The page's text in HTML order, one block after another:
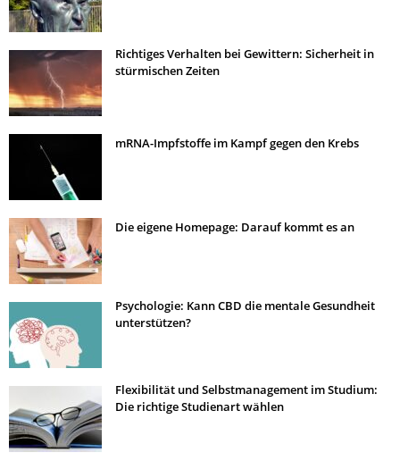
Richtiges Verhalten bei Gewittern: Sicherheit in
stürmischen Zeiten
mRNA-Impfstoffe im Kampf gegen den Krebs
Die eigene Homepage: Darauf kommt es an
Psychologie: Kann CBD die mentale Gesundheit
unterstützen?
Flexibilität und Selbstmanagement im Studium:
Die richtige Studienart wählen